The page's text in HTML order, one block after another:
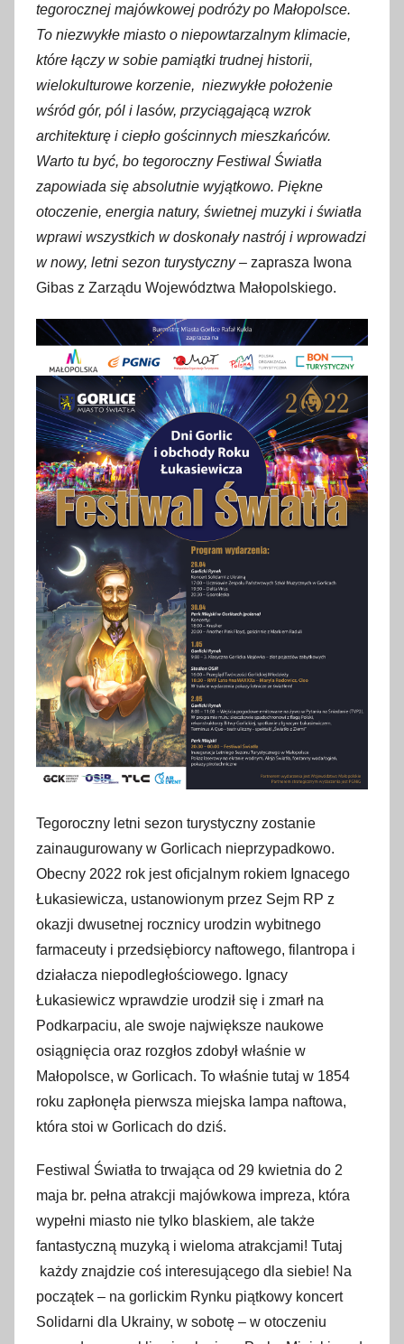
tegorocznej majówkowej podróży po Małopolsce.
To niezwykłe miasto o niepowtarzalnym klimacie,
które łączy w sobie pamiątki trudnej historii,
wielokulturowe korzenie, niezwykłe położenie
wśród gór, pól i lasów, przyciągającą wzrok
architekturę i ciepło gościnnych mieszkańców.
Warto tu być, bo tegoroczny Festiwal Światła
zapowiada się absolutnie wyjątkowo. Piękne
otoczenie, energia natury, świetnej muzyki i światła
wprawi wszystkich w doskonały nastrój i wprowadzi
w nowy, letni sezon turystyczny– zaprasza Iwona
Gibas z Zarządu Województwa Małopolskiego.
Tegoroczny letni sezon turystyczny zostanie
zainaugurowany w Gorlicach nieprzypadkowo.
Obecny 2022 rok jest oficjalnym rokiem Ignacego
Łukasiewicza, ustanowionym przez Sejm RP z
okazji dwusetnej rocznicy urodzin wybitnego
farmaceuty i przedsiębiorcy naftowego, filantropa i
działacza niepodległościowego. Ignacy
Łukasiewicz wprawdzie urodził się i zmarł na
Podkarpaciu, ale swoje największe naukowe
osiągnięcia oraz rozgłos zdobył właśnie w
Małopolsce, w Gorlicach. To właśnie tutaj w 1854
roku zapłonęła pierwsza miejska lampa naftowa,
która stoi w Gorlicach do dziś.
Festiwal Światła to trwająca od 29 kwietnia do 2
maja br. pełna atrakcji majówkowa impreza, która
wypełni miasto nie tylko blaskiem, ale także
fantastyczną muzyką i wieloma atrakcjami! Tutaj
każdy znajdzie coś interesującego dla siebie! Na
początek – na gorlickim Rynku piątkowy koncert
Solidarni dla Ukrainy, w sobotę – w otoczeniu